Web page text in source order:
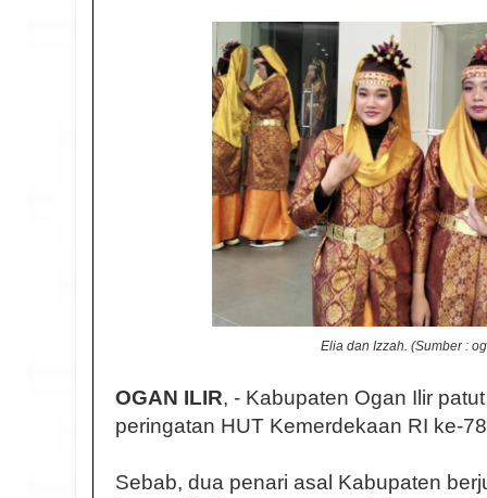
Elia dan Izzah. (Sumber :
OGAN ILIR, - Kabupaten Ogan Ilir
peringatan HUT Kemerdekaan RI ke-
Sebab, dua penari asal Kabupaten